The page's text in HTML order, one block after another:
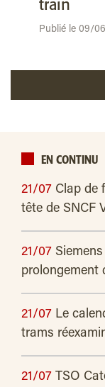
train
Publié le 09/
EN CONTINU
21/07 Clap de
tête de SNCF
21/07
prolongement
21/07 Le
trams
21/07 TSO